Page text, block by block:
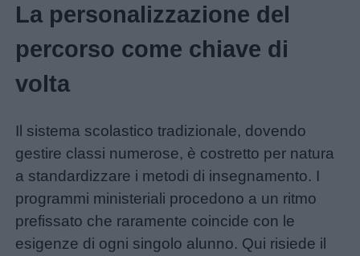
La personalizzazione del
percorso come chiave di
volta
Il sistema scolastico tradizionale, dovendo
gestire classi numerose, è costretto per natura
a standardizzare i metodi di insegnamento. I
programmi ministeriali procedono a un ritmo
prefissato che raramente coincide con le
esigenze di ogni singolo alunno. Qui risiede il